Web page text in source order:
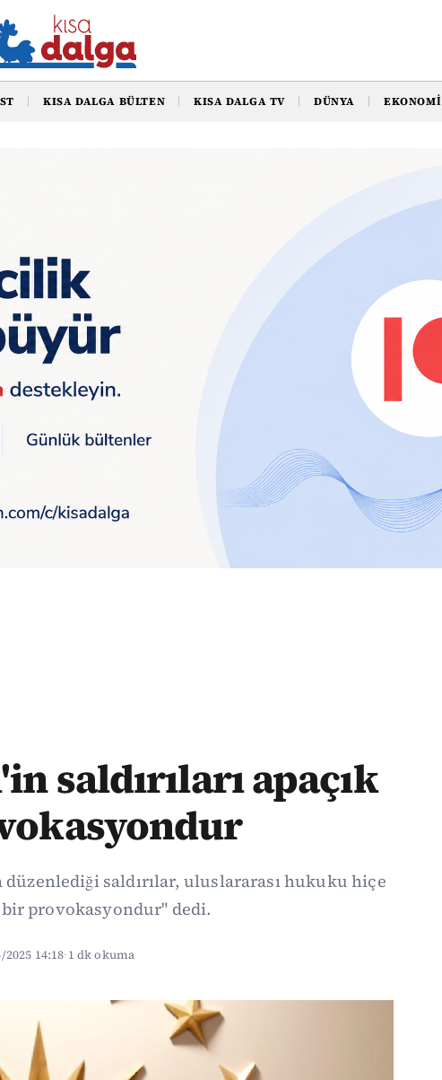
KISA DALGA BÜLTEN KISA DALGA TV DÜNYA EKONOMI
saldırıları apaçık
saldırılar, uluslararası hukuku hiçe
bir provokasyondur" dedi.
2025 14:18·1 dk okuma